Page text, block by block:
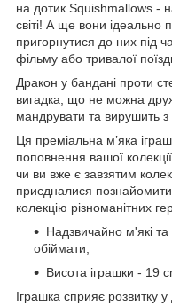
на дотик Squishmallows -
світі! А ще вони ідеально
пригорнутися до них під
фільму або тривалої
Дракон у бандані проти
вигадка, що не можна
мандрувати та вирушить
Ця преміальна м’яка
поповнення вашої
чи ви вже є завзятим
приєдналися
колекцію різноманітних
Надзвичайно м'які
обіймати;
Висота іграшки - 19
Іграшка сприяє розвитку у